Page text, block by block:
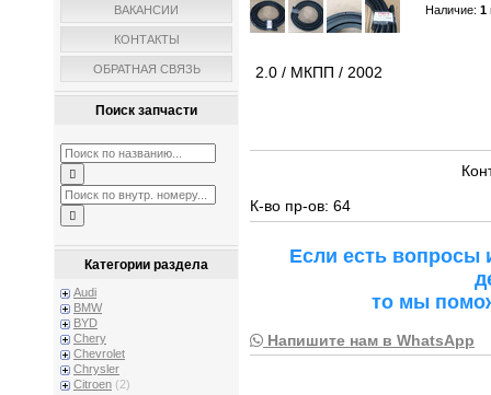
ВАКАНСИИ
КОНТАКТЫ
ОБРАТНАЯ СВЯЗЬ
Поиск запчасти
Категории раздела
Audi
BMW
BYD
Chery
Chevrolet
Chrysler
Citroen (2)
Наличие: 1
2.0 / МКПП / 2002
К-во пр-ов: 64
Если есть
то мы
Напишите нам в WhatsApp